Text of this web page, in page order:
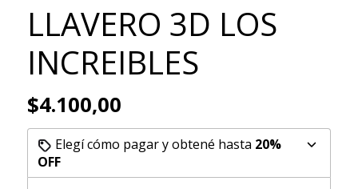
LLAVERO 3D LOS
INCREIBLES
$4.100,00
Elegí cómo pagar y obtené hasta 20%
OFF